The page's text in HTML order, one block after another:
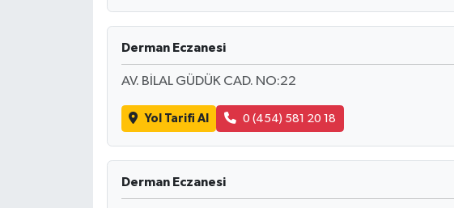
Derman Eczanesi
AV. BİLAL GÜDÜK CAD. NO:22
Yol Tarifi Al 0 (454) 581 20 18
Derman Eczanesi